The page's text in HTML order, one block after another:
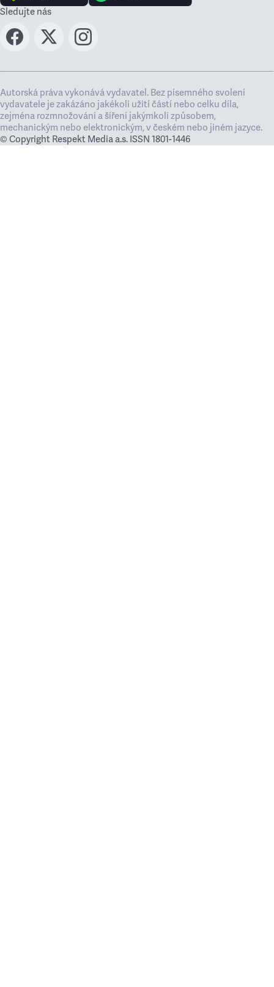
Sledujte nás
Autorská práva vykonává vydavatel. Bez písemného svolení
vydavatele je zakázáno jakékoli užití částí nebo celku díla,
zejména rozmnožování a šíření jakýmkoli způsobem,
mechanickým nebo elektronickým, v českém nebo jiném jazyce.
© Copyright Respekt Media a.s. ISSN 1801-1446